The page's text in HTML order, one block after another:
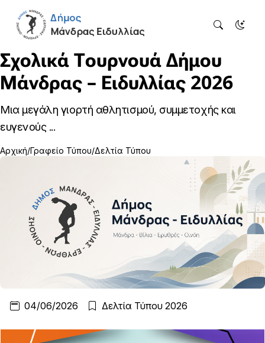
Σχολικά Τουρνουά Δήμου
Μάνδρας – Ειδυλλίας 2026
Μια μεγάλη γιορτή αθλητισμού, συμμετοχής και
ευγενούς ...
Αρχική Γραφείο Τύπου Δελτία Τύπου
04/06/2026 Δελτία Τύπου 2026